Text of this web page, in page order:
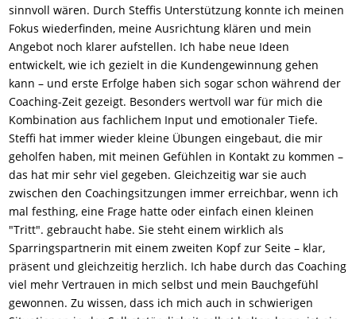
sinnvoll wären. Durch Steffis Unterstützung konnte ich meinen
Fokus wiederfinden, meine Ausrichtung klären und mein
Angebot noch klarer aufstellen. Ich habe neue Ideen
entwickelt, wie ich gezielt in die Kundengewinnung gehen
kann – und erste Erfolge haben sich sogar schon während der
Coaching-Zeit gezeigt. Besonders wertvoll war für mich die
Kombination aus fachlichem Input und emotionaler Tiefe.
Steffi hat immer wieder kleine Übungen eingebaut, die mir
geholfen haben, mit meinen Gefühlen in Kontakt zu kommen –
das hat mir sehr viel gegeben. Gleichzeitig war sie auch
zwischen den Coachingsitzungen immer erreichbar, wenn ich
mal festhing, eine Frage hatte oder einfach einen kleinen
"Tritt". gebraucht habe. Sie steht einem wirklich als
Sparringspartnerin mit einem zweiten Kopf zur Seite – klar,
präsent und gleichzeitig herzlich. Ich habe durch das Coaching
viel mehr Vertrauen in mich selbst und mein Bauchgefühl
gewonnen. Zu wissen, dass ich mich auch in schwierigen